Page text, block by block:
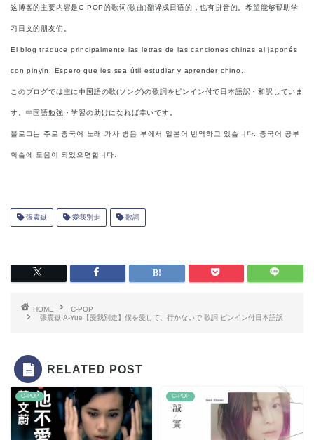
这博客的主要内容是C-POP的歌词(歌曲)翻译成日语的，也有拼音的。希望能够帮助学
习日文的朋友们。
El blog traduce principalmente las letras de las canciones chinas al japonés
con pinyin. Espero que les sea útil estudiar y aprender chino.
このブログでは主に中国語の歌(ソング)の歌詞をピンイン付で日本語訳・和訳していま
す。中国語勉強・学習の助けになれば幸いです。
블로그는 주로 중국어 노래 가사 병음 부에서 일본어 번역하고 있습니다. 중국어 공부
학습에 도움이 되었으면합니다.
張震嶽 愛我別走 歌詞
HOME
C-POP
張震嶽 A-Yue【愛我別走】僕を愛して、行かないで 歌詞 ピンイン付日本語訳
RELATED POST
C-POP C-POP